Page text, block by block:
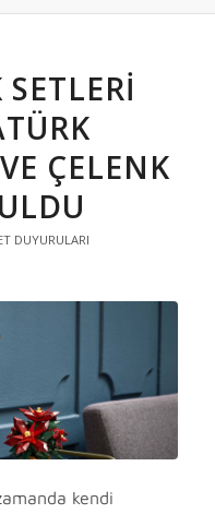
ÇELENK
DUYURULARI
kendi